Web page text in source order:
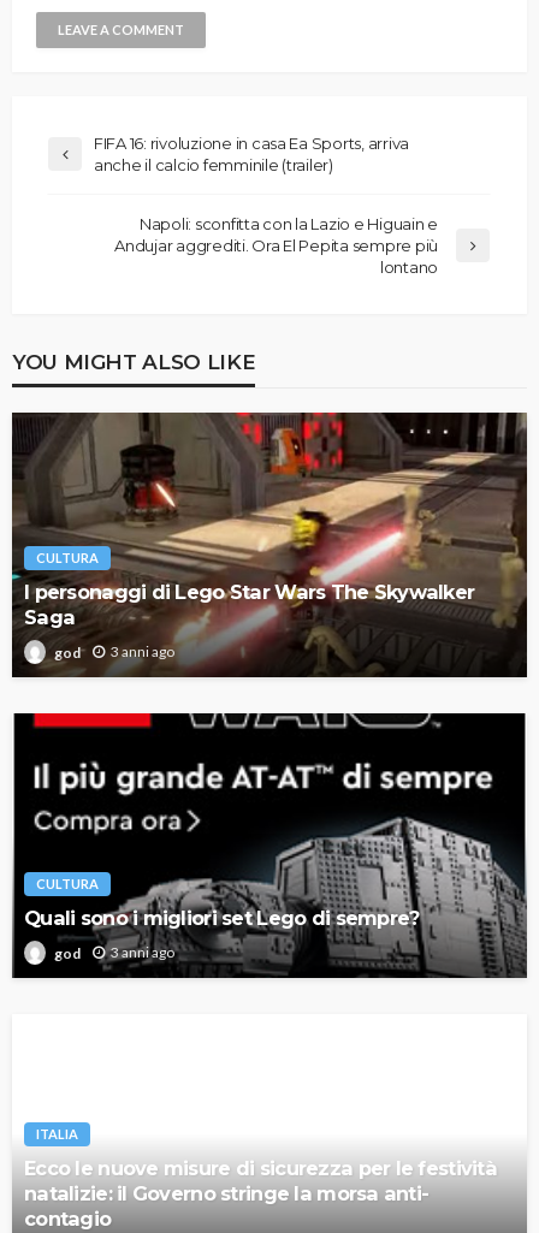
FIFA 16: rivoluzione in casa Ea Sports, arriva
anche il calcio femminile (trailer)
Napoli: sconfitta con la Lazio e Higuain e
Andujar aggrediti. Ora El Pepita sempre più
lontano
YOU MIGHT ALSO LIKE
CULTURA
I personaggi di Lego Star Wars The Skywalker
Saga
god 3 anni ago
CULTURA
Quali sono i migliori set Lego di sempre?
god 3 anni ago
ITALIA
Ecco le nuove misure di sicurezza per le festività
natalizie: il Governo stringe la morsa anti-
contagio